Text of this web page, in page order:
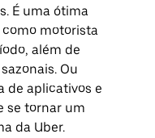
É uma ótima
motorista
além de
Ou
de aplicativos e
se tornar um
da Uber.